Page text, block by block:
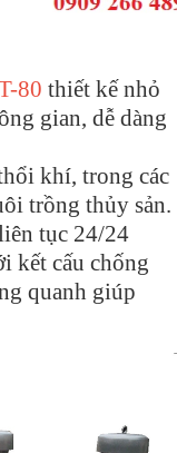
80 thiết kế nhỏ
gian, dễ dàng
khí, trong các
trồng thủy sản.
tục 24/24
kết cấu chống
quanh giúp